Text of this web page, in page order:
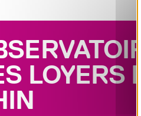
LOYERS